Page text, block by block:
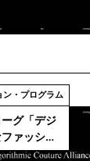
ン・プログラム
グ「デジ
ァッショ